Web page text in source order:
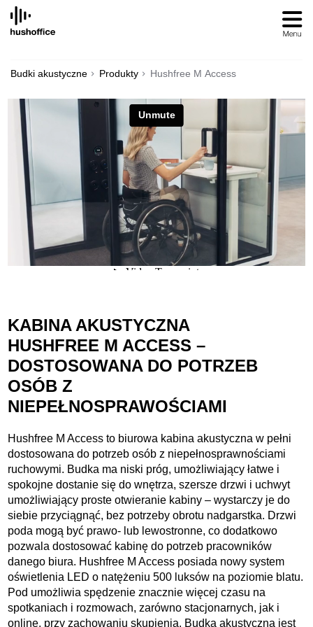
SKIP
CONTENT
Budki akustyczne Produkty Hushfree M Access
KABINA AKUSTYCZNA
HUSHFREE M ACCESS –
DOSTOSOWANA DO POTRZEB
OSÓB Z
NIEPEŁNOSPRAWOŚCIAMI
Hushfree M Access to biurowa kabina akustyczna w pełni
dostosowana do potrzeb osób z niepełnosprawnościami
ruchowymi. Budka ma niski próg, umożliwiający łatwe i
spokojne dostanie się do wnętrza, szersze drzwi i uchwyt
umożliwiający proste otwieranie kabiny – wystarczy je do
siebie przyciągnąć, bez potrzeby obrotu nadgarstka. Drzwi
poda mogą być prawo- lub lewostronne, co dodatkowo
pozwala dostosować kabinę do potrzeb pracowników
danego biura. Hushfree M Access posiada nowy system
oświetlenia LED o natężeniu 500 luksów na poziomie blatu.
Pod umożliwia spędzenie znacznie więcej czasu na
spotkaniach i rozmowach, zarówno stacjonarnych, jak i
online, przy zachowaniu skupienia. Budka akustyczna jest